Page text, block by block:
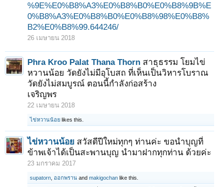
%9E%E0%B8%A3%E0%B8%B0%E0%B8%9B%E
0%B8%A3%E0%B8%B0%E0%B8%98%E0%B8%
B2%E0%B8%99.644246/
26 เมษายน 2018
Phra Kroo Palat Thana Thorn สาธุธรรม โยมไข่
หวานน้อย วัดยังไม่มีอุโบสถ ที่เห็นเป็นวิหารโบราณ
วัดยังไม่สมบูรณ์ ตอนนี้กำลังก่อสร้าง
เจริญพร
22 เมษายน 2018
ไข่หวานน้อย likes this.
ไข่หวานน้อย สวัสดีปีใหม่ทุกๆ ท่านค่ะ ขอนำบุญที่
ข้าพเจ้าได้เป็นสะพานบุญ นำมาฝากทุกท่าน ด้วยค่ะ
23 มกราคม 2017
supatorn ออกพราน and makigochan like this.